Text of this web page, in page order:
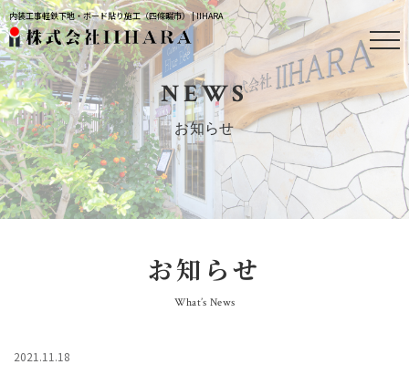
内装工事軽鉄下地・ボード貼り施工（四條畷市） | IIHARA
NEWS
お知らせ
お知らせ
What’s News
2021.11.18